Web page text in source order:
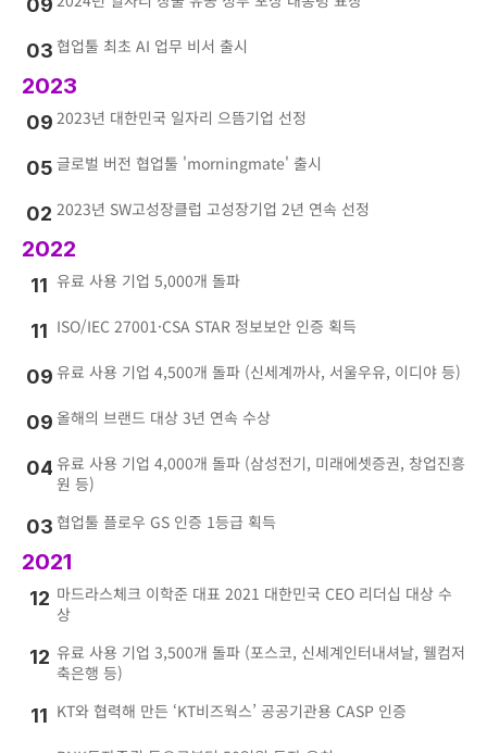
03 협업툴 최초 AI 업무 비서 출시
2023
09 2023년 대한민국 일자리 으뜸기업 선정
05 글로벌 버전 협업툴 'morningmate' 출시
02 2023년 SW고성장클럽 고성장기업 2년 연속 선정
2022
11 유료 사용 기업 5,000개 돌파
11 ISO/IEC 27001·CSA STAR 정보보안 인증 획득
09 유료 사용 기업 4,500개 돌파 (신세계까사, 서울우유, 이디야 등)
09 올해의 브랜드 대상 3년 연속 수상
04 유료 사용 기업 4,000개 돌파 (삼성전기, 미래에셋증권, 창업진흥
원 등)
03 협업툴 플로우 GS 인증 1등급 획득
2021
12 마드라스체크 이학준 대표 2021 대한민국 CEO 리더십 대상 수
상
12 유료 사용 기업 3,500개 돌파 (포스코, 신세계인터내셔날, 웰컴저
축은행 등)
11 KT와 협력해 만든 ‘KT비즈웍스’ 공공기관용 CASP 인증